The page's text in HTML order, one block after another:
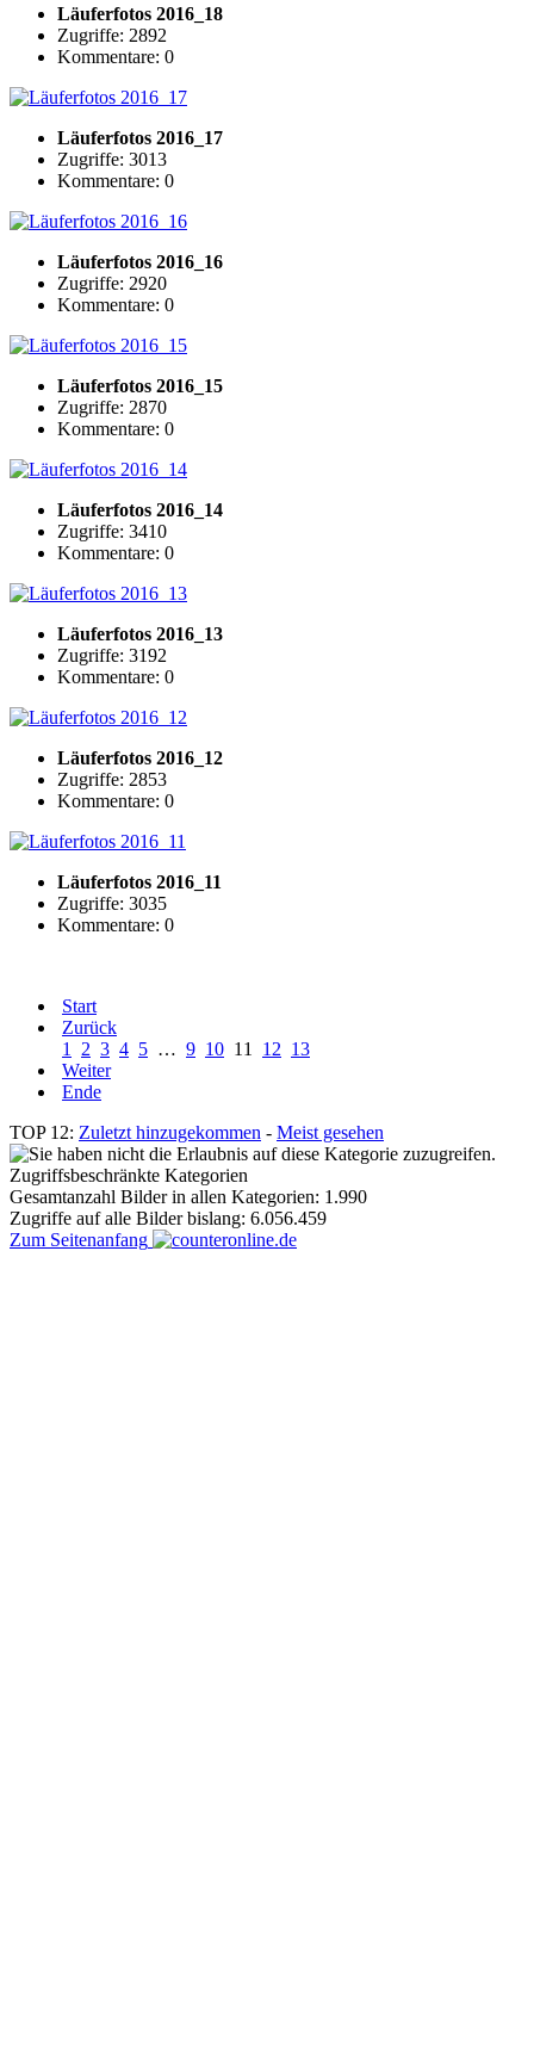
Läuferfotos 2016_18
Zugriffe: 2892
Kommentare: 0
Läuferfotos 2016_17
Zugriffe: 3013
Kommentare: 0
Läuferfotos 2016_16
Zugriffe: 2920
Kommentare: 0
Läuferfotos 2016_15
Zugriffe: 2870
Kommentare: 0
Läuferfotos 2016_14
Zugriffe: 3410
Kommentare: 0
Läuferfotos 2016_13
Zugriffe: 3192
Kommentare: 0
Läuferfotos 2016_12
Zugriffe: 2853
Kommentare: 0
Läuferfotos 2016_11
Zugriffe: 3035
Kommentare: 0
Start
Zurück
1
2 3 4 5 … 9 10 11 12 13
Weiter
Ende
TOP 12: Zuletzt hinzugekommen - Meist gesehen
Zugriffsbeschränkte Kategorien
Gesamtanzahl Bilder in allen Kategorien: 1.990
Zugriffe auf alle Bilder bislang: 6.056.459
Zum Seitenanfang